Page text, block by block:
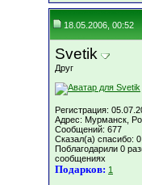
18.05.2006, 00:52
Svetik
Друг
Регистрация:
Адрес: Мурманск,
Сообщений: 677
Сказал(а) спасибо: 0
Поблагодарили 0
сообщениях
Подарков: 1